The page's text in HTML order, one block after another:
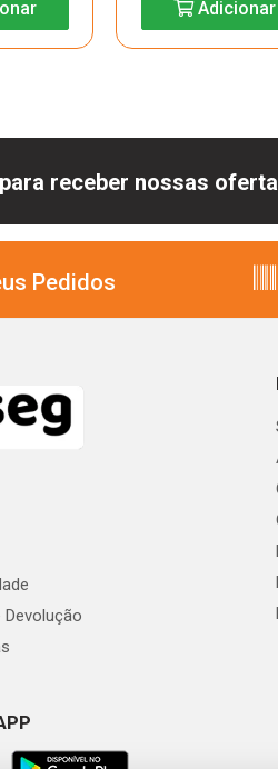
Adicionar
receber nossas
Pedidos